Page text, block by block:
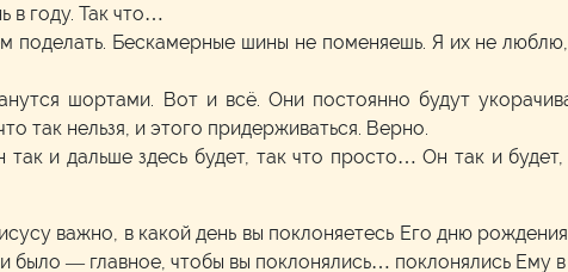
в году. Так что…
Бескамерные шины не поменяешь. Я их не
шортами. Вот и всё. Они постоянно будут
так нельзя, и этого придерживаться. Верно.
и дальше здесь будет, так что просто… Он так и
важно, в какой день вы поклоняетесь Его дню
было — главное, чтобы вы поклонялись… поклонялись Ему